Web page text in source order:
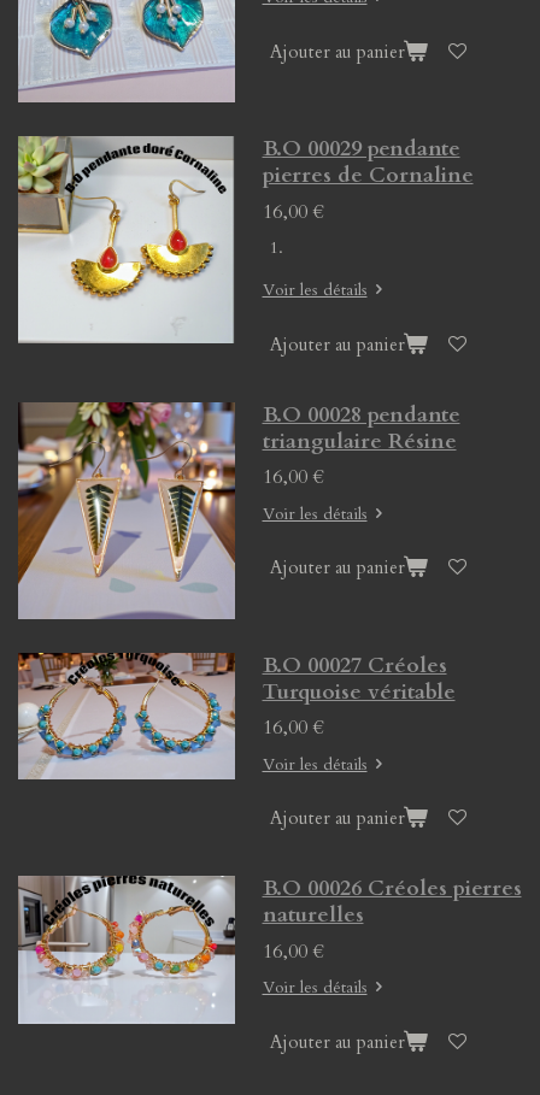
Ajouter au panier
B.O 00029 pendante
pierres de Cornaline
16,00 €
Voir les détails
Ajouter au panier
B.O 00028 pendante
triangulaire Résine
16,00 €
Voir les détails
Ajouter au panier
B.O 00027 Créoles
Turquoise véritable
16,00 €
Voir les détails
Ajouter au panier
B.O 00026 Créoles pierres
naturelles
16,00 €
Voir les détails
Ajouter au panier